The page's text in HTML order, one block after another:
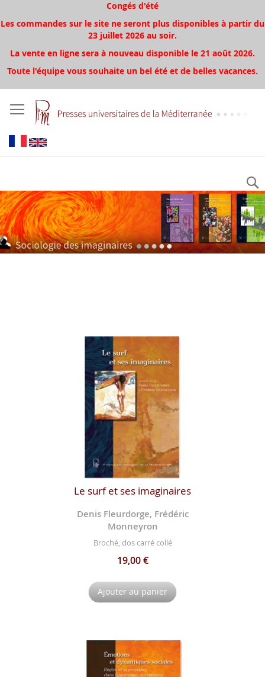
Congés d'été
Les commandes sur le site ne seront plus disponibles à partir du
23 juillet 2026 au soir.
La vente en ligne sera à nouveau disponible le 21 août 2026.
Toute l'équipe vous souhaite un bel été et de belles vacances.
Le surf et ses imaginaires
Denis Fleurdorge, Frédéric
Monneyron
Broché, dos carré collé
19,00 €
Ajouter au panier